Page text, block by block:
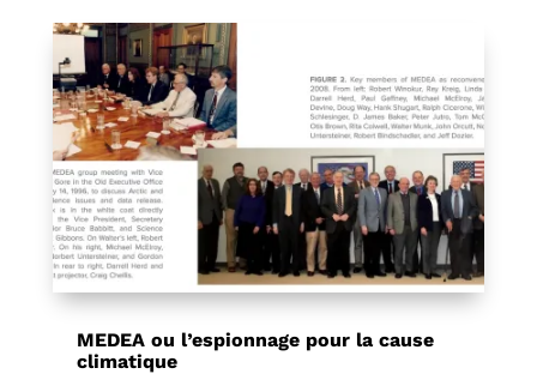
MEDEA ou l’espionnage pour la cause
climatique